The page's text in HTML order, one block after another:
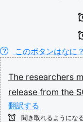
このボタンはなに？
The researchers
release from the
翻訳する
聞き取れるようにな